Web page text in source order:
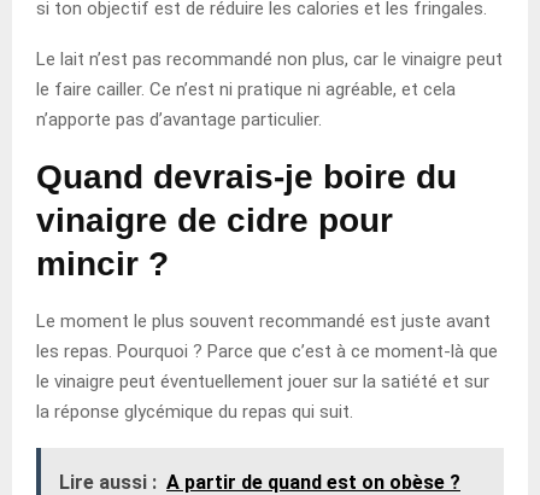
si ton objectif est de réduire les calories et les fringales.
Le lait n’est pas recommandé non plus, car le vinaigre peut
le faire cailler. Ce n’est ni pratique ni agréable, et cela
n’apporte pas d’avantage particulier.
Quand devrais-je boire du
vinaigre de cidre pour
mincir ?
Le moment le plus souvent recommandé est juste avant
les repas. Pourquoi ? Parce que c’est à ce moment-là que
le vinaigre peut éventuellement jouer sur la satiété et sur
la réponse glycémique du repas qui suit.
Lire aussi : A partir de quand est on obèse ?